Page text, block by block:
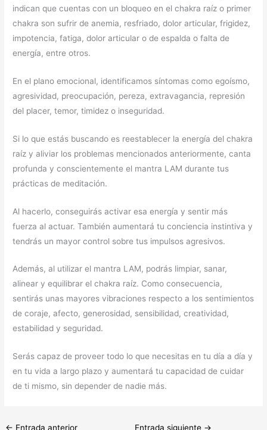
indican que cuentas con un bloqueo en el chakra raíz o primer
chakra son sufrir de anemia, resfriado, dolor articular, frigidez,
impotencia, fatiga, dolor articular o de espalda o falta de
energía, entre otros.
En el plano emocional, identificamos síntomas como egoísmo,
agresividad, preocupación, pereza, extravagancia, represión
del placer, temor, timidez o inseguridad.
Si lo que estás buscando es reestablecer la energía del chakra
raíz y aliviar los problemas mencionados anteriormente, canta
profunda y conscientemente el mantra LAM durante tus
prácticas de meditación.
Al hacerlo, conseguirás activar esa energía y sentir más
fuerza al actuar. También aumentará tu conciencia instintiva y
tendrás un mayor control sobre tus impulsos agresivos.
Además, al utilizar el mantra LAM, podrás limpiar, sanar,
alinear y equilibrar el chakra raíz. Como consecuencia,
sentirás unas mayores vibraciones respecto a los sentimientos
de coraje, afecto, generosidad, sensibilidad, creatividad,
estabilidad y seguridad.
Serás capaz de proveer todo lo que necesitas en tu día a día y
en tu vida a largo plazo y aumentará tu capacidad de cuidar
de ti mismo, sin depender de nadie más.
← Entrada anterior Entrada siguiente →